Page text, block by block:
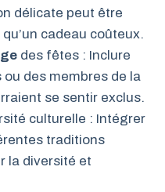
délicate peut être
cadeau coûteux.
des fêtes : Inclure
des membres de la
se sentir exclus.
culturelle : Intégrer
traditions
la diversité et